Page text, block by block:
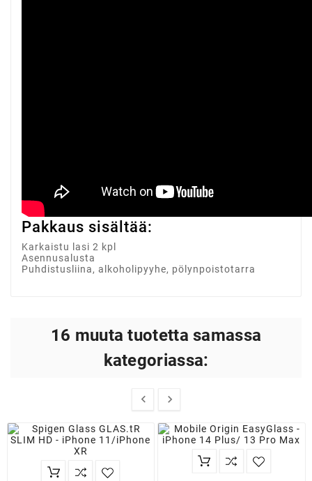
Pakkaus sisältää:
Karkaistu lasi 2 kpl
Asennusalusta
Puhdistusliina, alkoholipyyhe, pölynpoistotarra
16 muuta tuotetta samassa
kategoriassa:
 